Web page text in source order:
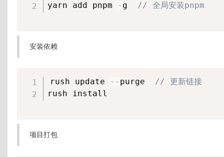
yarn add pnpm
- g // 全局安装pnpm
安装依赖
rush update -- purge // 更新链接
项目打包